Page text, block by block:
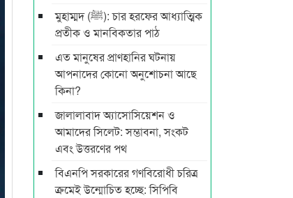
মুহাম্মদ (ﷺ): চার হরফের আধ্যাত্মিক
প্রতীক ও মানবিকতার পাঠ
এত মানুষের প্রাণহানির ঘটনায়
আপনাদের কোনো অনুশোচনা আছে
কিনা?
জালালাবাদ অ্যাসোসিয়েশন ও
আমাদের সিলেট: সম্ভাবনা, সংকট
এবং উত্তরণের পথ
বিএনপি সরকারের গণবিরোধী চরিত্র
ক্রমেই উন্মোচিত হচ্ছে: সিপিবি